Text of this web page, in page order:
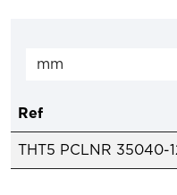
Ref
THT5 PCLNR 35040-